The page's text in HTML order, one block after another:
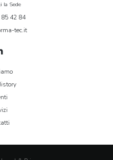
la Sede
42 84
tec.it